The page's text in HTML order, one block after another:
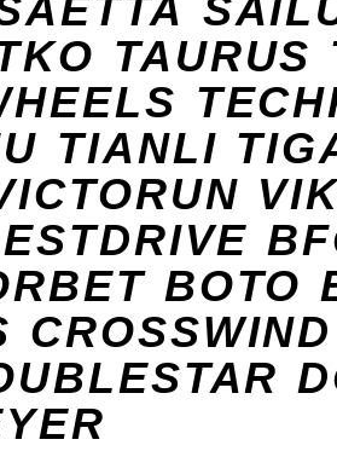
TAURUS
TIANLI
BOTO
CROSSWIND